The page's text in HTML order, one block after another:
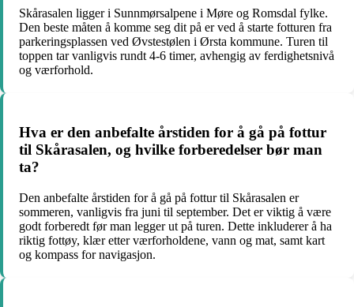
Skårasalen ligger i Sunnmørsalpene i Møre og Romsdal fylke.
Den beste måten å komme seg dit på er ved å starte fotturen fra
parkeringsplassen ved Øvstestølen i Ørsta kommune. Turen til
toppen tar vanligvis rundt 4-6 timer, avhengig av ferdighetsnivå
og værforhold.
Hva er den anbefalte årstiden for å gå på fottur
til Skårasalen, og hvilke forberedelser bør man
ta?
Den anbefalte årstiden for å gå på fottur til Skårasalen er
sommeren, vanligvis fra juni til september. Det er viktig å være
godt forberedt før man legger ut på turen. Dette inkluderer å ha
riktig fottøy, klær etter værforholdene, vann og mat, samt kart
og kompass for navigasjon.